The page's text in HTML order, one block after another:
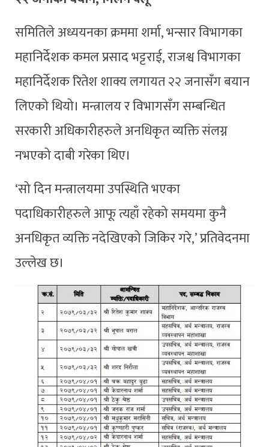
समितिले अध्ययनका क्रममा शर्मा, भन्सार विभागका
महानिर्देशक कमल प्रसाद भट्टराई, राजश्व विभागका
महानिर्देशक रितेश शाक्य लगायत २२ जनासँग बयान
लिएको थियो। मन्त्रालय र विभागसँग सम्बन्धित
सरकारी अधिकारीहरुले अनधिकृत व्यक्ति संलग्न
नभएको दाबी गरेका थिए।
‘सो दिन मन्त्रालयमा उपस्थिति भएका
पदाधिकारीहरुले आफू त्यहाँ रहेको समयमा कुनै
अनधिकृत व्यक्ति नदेखिएको जिकिर गरे,’ प्रतिवेदनमा
उल्लेख छ।